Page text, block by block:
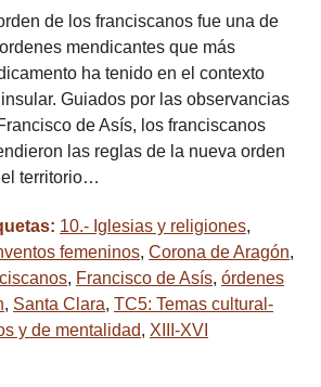
de los franciscanos fue una de
mendicantes que más
ha tenido en el contexto
Guiados por las observancias
de Asís, los franciscanos
las reglas de la nueva orden
el territorio…
10.- Iglesias y religiones,
femeninos, Corona de Aragón,
, Francisco de Asís, órdenes
, Santa Clara, TC5: Temas cultural-
y de mentalidad, XIII-XVI